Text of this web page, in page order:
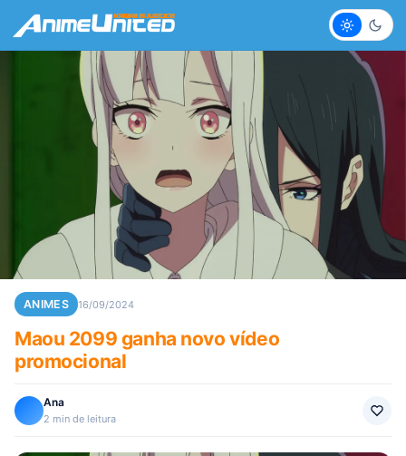
Claro
ANIMES 16/09/2024
Maou 2099 ganha novo vídeo
promocional
Ana
2 min de leitura